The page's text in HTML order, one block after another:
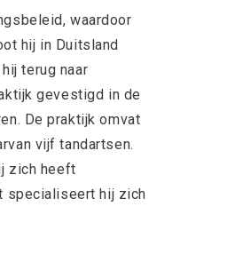
waardoor
hij in Duitsland
terug naar
gevestigd in de
De praktijk omvat
vijf tandartsen.
zich heeft
specialiseert hij zich